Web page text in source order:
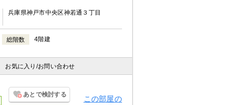
兵庫県神戸市中央区神若通３丁目
総階数 4階建
お気に入り /お問い合わせ
あとで検討する
この部屋の